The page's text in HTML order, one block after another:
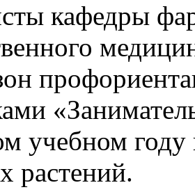
кафедры
учебном
растений.